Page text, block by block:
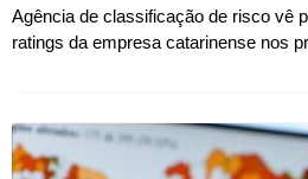
Agência de classificação de risco vê
ratings da empresa catarinense nos